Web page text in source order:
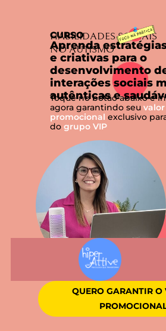
CURSO
HABILIDADES SOCIAIS
NO AUTISMO
Aprenda
e criativas para o
desenvolvimento
interações sociais
autênticas e
Toque no botão abaixo e
agora garantindo seu valor
promocional exclusivo
do grupo VIP
QUERO GARANTIR O